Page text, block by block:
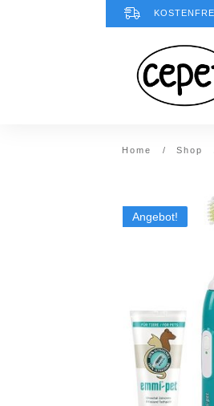
Home / Shop
Angebot!